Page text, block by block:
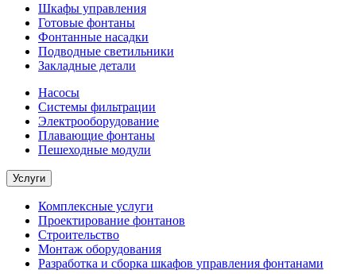
Шкафы управления
Готовые фонтаны
Фонтанные насадки
Подводные светильники
Закладные детали
Насосы
Системы фильтрации
Электрооборудование
Плавающие фонтаны
Пешеходные модули
Услуги
Комплексные услуги
Проектирование фонтанов
Строительство
Монтаж оборудования
Разработка и сборка шкафов управления фонтанами